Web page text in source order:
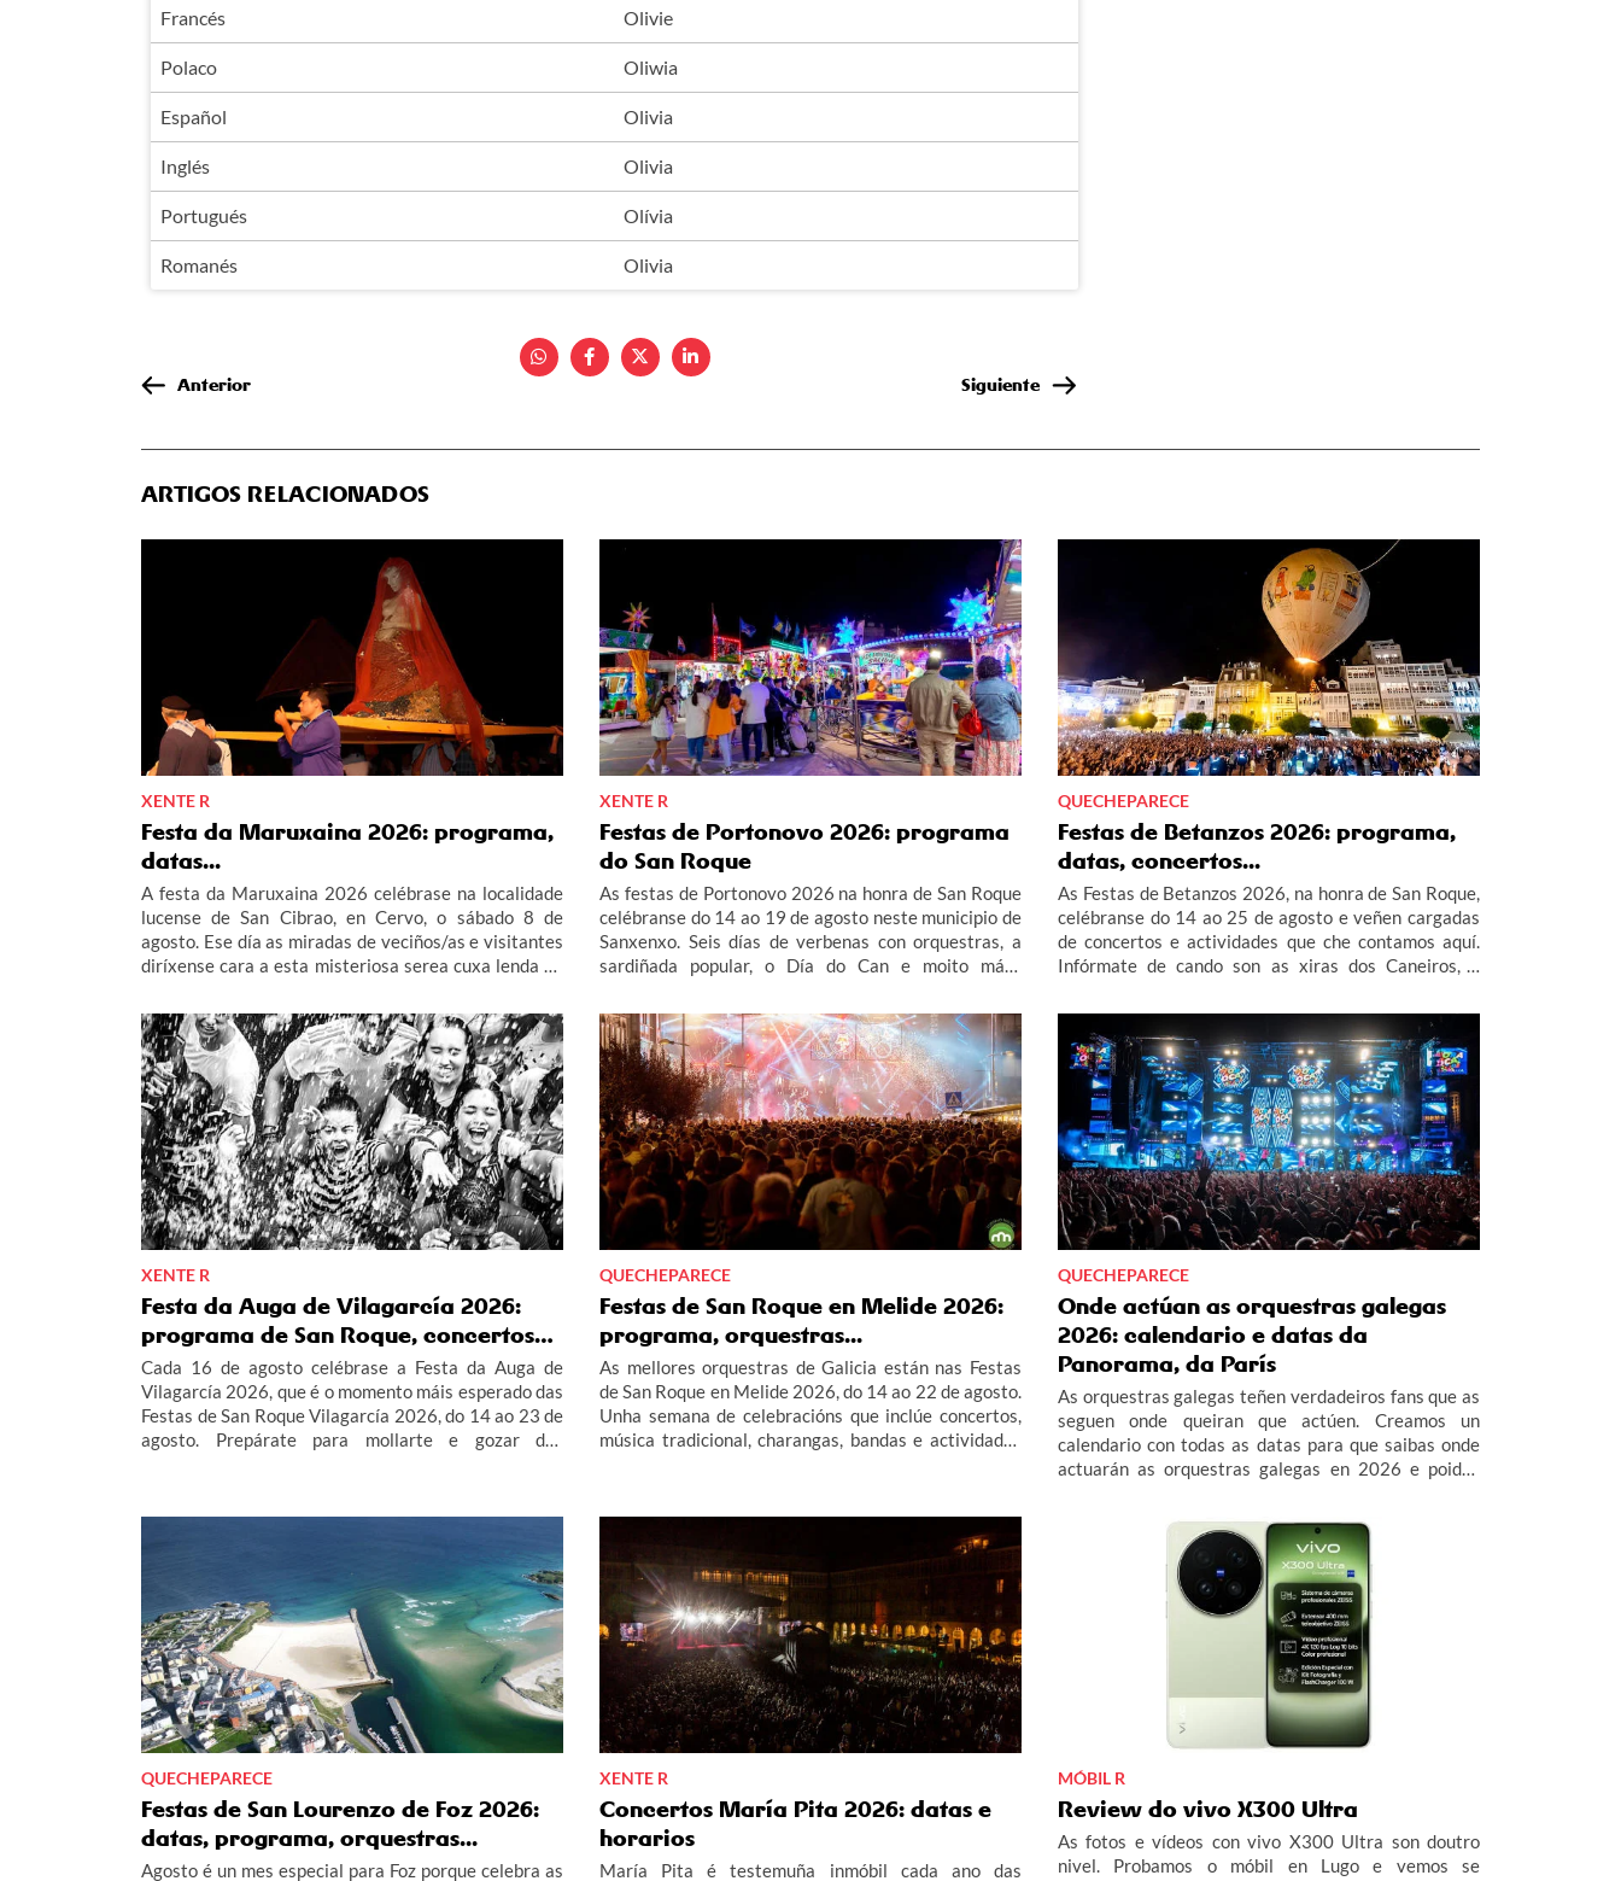
Francés Olivie
Polaco Oliwia
Español Olivia
Inglés Olivia
Portugués Olívia
Romanés Olivia
Anterior Siguiente
ARTIGOS RELACIONADOS
XENTE R
Festa da Maruxaina 2026: programa,
datas...
A festa da Maruxaina 2026 celébrase na localidade
lucense de San Cibrao, en Cervo, o sábado 8 de
agosto. Ese día as miradas de veciños/as e visitantes
diríxense cara a esta misteriosa serea cuxa lenda dá
Galicia. Contámosche máis sobre esta tradición e a
súa axenda de actividades, con fogos, queimada e un
multitudinario "Gran Xuízo Popular". Consulta aquí o
programa da festa da Maruxaina 2026.
XENTE R
Festas de Portonovo 2026: programa
do San Roque
As festas de Portonovo 2026 na honra de San Roque
celébranse do 14 ao 19 de agosto neste municipio de
Sanxenxo. Seis días de verbenas con orquestras, a
sardiñada popular, o Día do Can e moito máis.
Portonovo 2026.
QUECHEPARECE
Festas de Betanzos 2026: programa,
datas, concertos...
As Festas de Betanzos 2026, na honra de San Roque,
celébranse do 14 ao 25 de agosto e veñen cargadas
de concertos e actividades que che contamos aquí.
Infórmate de cando son as xiras dos Caneiros, o
Festas de Betanzos 2026.
XENTE R
Festa da Auga de Vilagarcía 2026:
programa de San Roque, concertos…
Cada 16 de agosto celébrase a Festa da Auga de
Vilagarcía 2026, que é o momento máis esperado das
Festas de San Roque Vilagarcía 2026, do 14 ao 23 de
agosto. Prepárate para mollarte e gozar dos
todo o programa da Festa da Auga de Vilagarcía 2026
QUECHEPARECE
Festas de San Roque en Melide 2026:
programa, orquestras...
As mellores orquestras de Galicia están nas Festas
de San Roque en Melide 2026, do 14 ao 22 de agosto.
Unha semana de celebracións que inclúe concertos,
música tradicional, charangas, bandas e actividades
este verán.
QUECHEPARECE
Onde actúan as orquestras galegas
2026: calendario e datas da
Panorama, da París
As orquestras galegas teñen verdadeiros fans que as
seguen onde queiran que actúen. Creamos un
calendario con todas as datas para que saibas onde
actuarán as orquestras galegas en 2026 e poidas
París de Noia, Combo Dominicano e Los Satélites.
QUECHEPARECE
Festas de San Lourenzo de Foz 2026:
datas, programa, orquestras...
Agosto é un mes especial para Foz porque celebra as
XENTE R
Concertos María Pita 2026: datas e
horarios
María Pita é testemuña inmóbil cada ano das
MÓBIL R
Review do vivo X300 Ultra
As fotos e vídeos con vivo X300 Ultra son doutro
nivel. Probamos o móbil en Lugo e vemos se